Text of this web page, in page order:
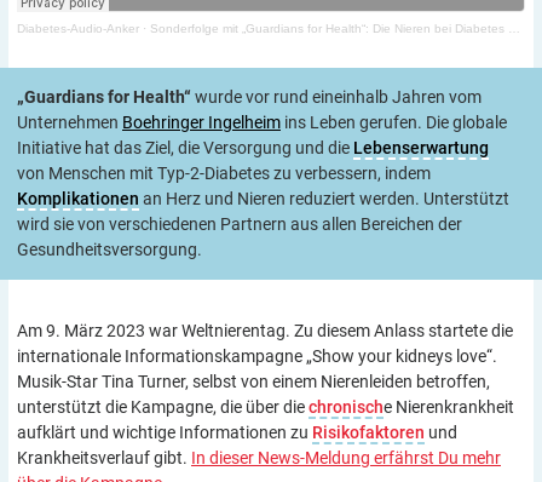
Diabetes-Audio-Anker · Sonderfolge mit „Guardians for Health“: Die Nieren bei Diabetes schützen!
„Guardians for Health“ wurde vor rund eineinhalb Jahren vom
Unternehmen Boehringer Ingelheim ins Leben gerufen. Die globale
Initiative hat das Ziel, die Versorgung und die Lebenserwartung
von Menschen mit Typ-2-Diabetes zu verbessern, indem
Komplikationen an Herz und Nieren reduziert werden. Unterstützt
wird sie von verschiedenen Partnern aus allen Bereichen der
Gesundheitsversorgung.
Am 9. März 2023 war Weltnierentag. Zu diesem Anlass startete die
internationale Informationskampagne „Show your kidneys love“.
Musik-Star Tina Turner, selbst von einem Nierenleiden betroffen,
unterstützt die Kampagne, die über diechronische Nierenkrankheit
aufklärt und wichtige Informationen zu Risikofaktoren und
Krankheitsverlauf gibt. In dieser News-Meldung erfährst Du mehr